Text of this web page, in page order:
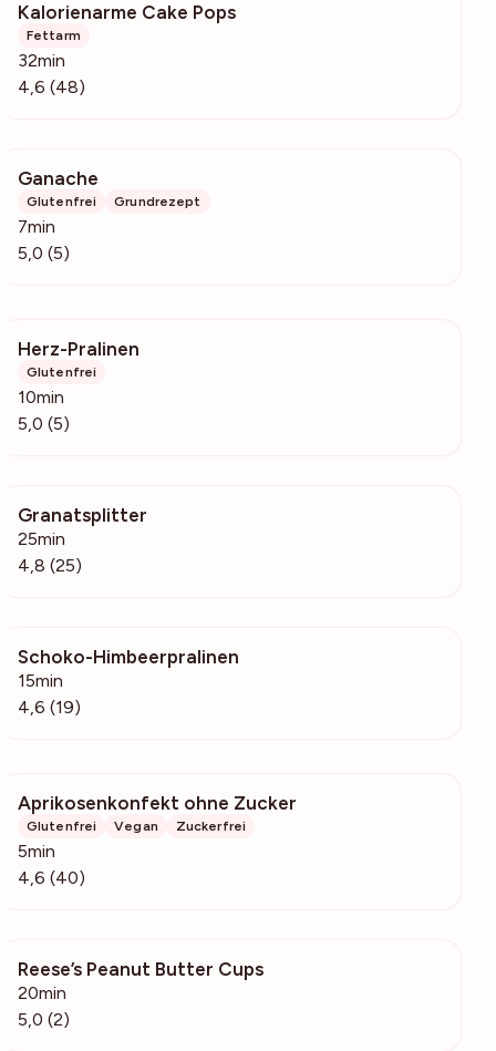
Kalorienarme Cake Pops
Fettarm
32min
4,6 (48)
Ganache
Glutenfrei Grundrezept
7min
5,0 (5)
Herz-Pralinen
Glutenfrei
10min
5,0 (5)
Granatsplitter
25min
4,8 (25)
Schoko-Himbeerpralinen
15min
4,6 (19)
Aprikosenkonfekt ohne Zucker
Glutenfrei Vegan Zuckerfrei
5min
4,6 (40)
Reese’s Peanut Butter Cups
20min
5,0 (2)